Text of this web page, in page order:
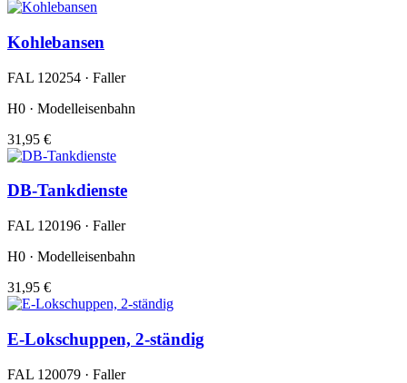
Kohlebansen
FAL 120254 · Faller
H0 · Modelleisenbahn
31,95 €
DB-Tankdienste
FAL 120196 · Faller
H0 · Modelleisenbahn
31,95 €
E-Lokschuppen, 2-ständig
FAL 120079 · Faller